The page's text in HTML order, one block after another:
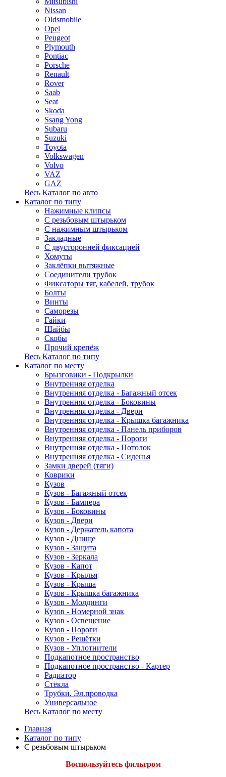
Nissan
Oldsmobile
Opel
Peugeot
Plymouth
Pontiac
Porsche
Renault
Rover
Saab
Seat
Skoda
Ssang Yong
Subaru
Suzuki
Toyota
Volkswagen
Volvo
VAZ
GAZ
Весь Каталог по авто
Каталог по типу
Нажимные клипсы
С резьбовым штырьком
С нажимным штырьком
Закладные
С двусторонней фиксацией
Хомуты
Заклёпки вытяжные
Соединители трубок
Фиксаторы тяг, кабелей, трубок
Болты
Винты
Саморезы
Гайки
Шайбы
Скобы
Прочий крепёж
Весь Каталог по типу
Каталог по месту
Брызговики - Подкрылки
Внутренняя отделка
Внутренняя отделка - Багажный отсек
Внутренняя отделка - Боковины
Внутренняя отделка - Двери
Внутренняя отделка - Крышка багажника
Внутренняя отделка - Панель приборов
Внутренняя отделка - Пороги
Внутренняя отделка - Потолок
Внутренняя отделка - Сиденья
Замки дверей (тяги)
Коврики
Кузов
Кузов - Багажный отсек
Кузов - Бампера
Кузов - Боковины
Кузов - Двери
Кузов - Держатель капота
Кузов - Днище
Кузов - Защита
Кузов - Зеркала
Кузов - Капот
Кузов - Крылья
Кузов - Крыша
Кузов - Крышка багажника
Кузов - Молдинги
Кузов - Номерной знак
Кузов - Освещение
Кузов - Пороги
Кузов - Решётки
Кузов - Уплотнители
Подкапотное пространство
Подкапотное пространство - Картер
Радиатор
Стёкла
Трубки. Эл.проводка
Универсальное
Весь Каталог по месту
Главная
Каталог по типу
С резьбовым штырьком
Воспользуйтесь фильтром